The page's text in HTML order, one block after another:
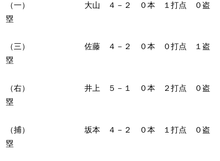
（一） 大山 ４－２ ０本 １打点 ０盗
塁
（三） 佐藤 ４－２ ０本 ０打点 １盗
塁
（右） 井上 ５－１ ０本 ２打点 ０盗
塁
（捕） 坂本 ４－２ ０本 １打点 ０盗
塁